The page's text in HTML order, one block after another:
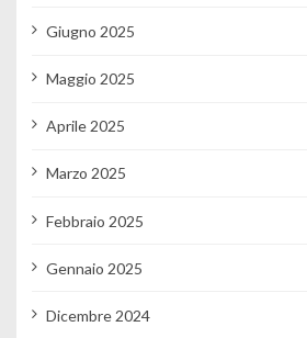
Giugno 2025
Maggio 2025
Aprile 2025
Marzo 2025
Febbraio 2025
Gennaio 2025
Dicembre 2024